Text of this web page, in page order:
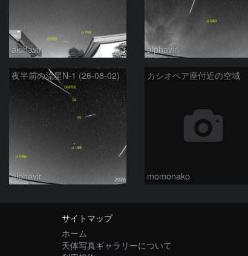
alphavir alphavir
夜半前の流星N-1 (26-08-02)
alphavir momonako
サイトマップ
ホーム
天体写真ギャラリーについて